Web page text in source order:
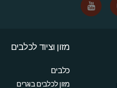
מזון וציוד לכלבים
כלבים
מזון לכלבים בוגרים